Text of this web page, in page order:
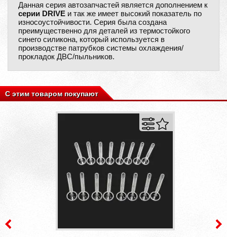
Данная серия автозапчастей является дополнением к
серии DRIVE и так же имеет высокий показатель по
износоустойчивости. Серия была создана
преимущественно для деталей из термостойкого
синего силикона, который используется в
производстве патрубков системы охлаждения/
прокладок ДВС/пыльников.
С этим товаром покупают